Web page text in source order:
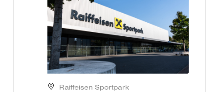
Raiffeisen Sportpark